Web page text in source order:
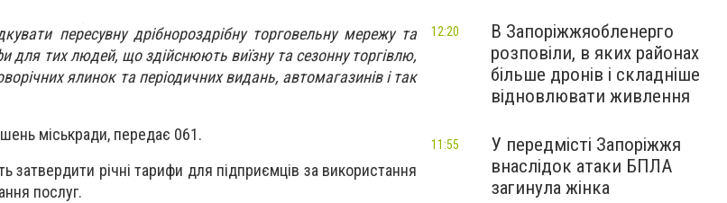
пересувну дрібнороздрібну торговельну мережу та
для тих людей, що здійснюють виїзну та сезонну торгівлю,
ялинок та періодичних видань, автомагазинів і так
міськради, передає 061.
затвердити річні тарифи для підприємців за використання
послуг.
В Запоріжжяобленерго
розповіли, в яких районах
більше дронів і складніше
відновлювати живлення
12:20
У передмісті Запоріжжя
внаслідок атаки БПЛА
загинула жінка
11:55